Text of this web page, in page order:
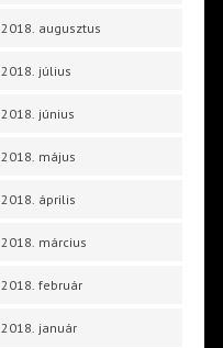
2018. augusztus
2018. július
2018. június
2018. május
2018. április
2018. március
2018. február
2018. január